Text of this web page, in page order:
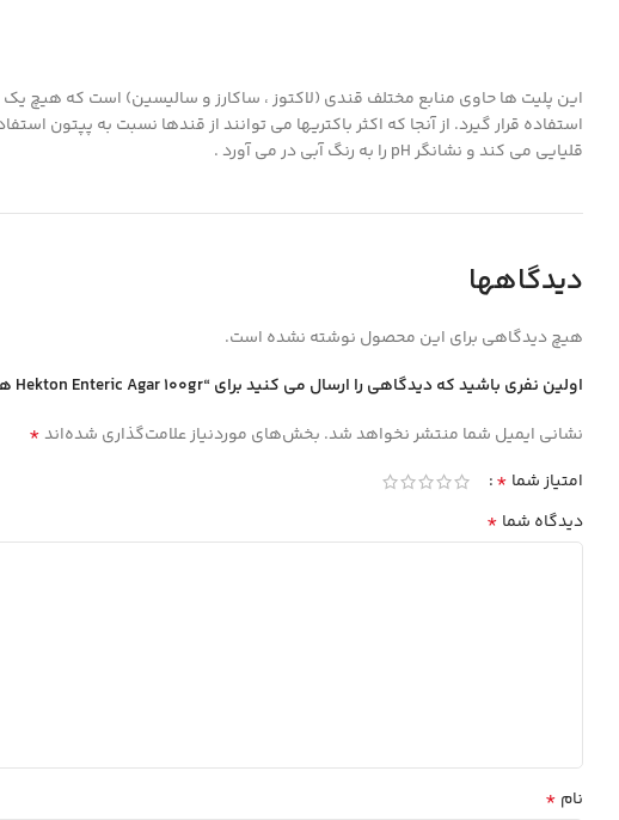
این پلیت ها حاوی منابع مختلف قندی (لاکتوز ، ساکارز و سالیسین) است که هیچ
قلیایی می کند و نشانگر pH را به رنگ آبی در می آورد .
دیدگاهها
هیچ دیدگاهی برای این محصول نوشته نشده است.
اولین نفری باشید که دیدگاهی را ارسال می کنید برای “Hekton Enteric Agar 100gr هكتون انتريك آگار ميرمديا MIRMEDIA”
نشانی ایمیل شما منتشر نخواهد شد. بخش‌های موردنیاز علامت‌گذاری شده‌اند*
امتیاز شما *
دیدگاه شما *
نام *